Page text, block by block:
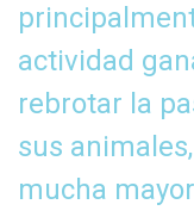
actividad
rebrotar la
sus
mucha